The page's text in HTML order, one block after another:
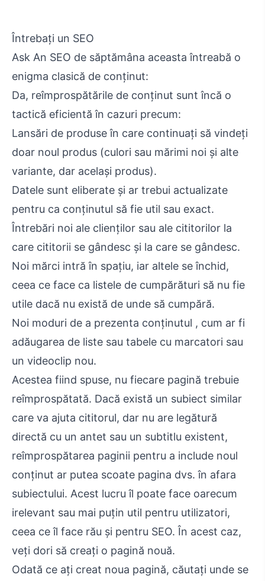
Întrebați un SEO
Ask An SEO de săptămâna aceasta întreabă o
enigma clasică de conținut:
Da, reîmprospătările de conținut sunt încă o
tactică eficientă în cazuri precum:
Lansări de produse în care continuați să vindeți
doar noul produs (culori sau mărimi noi și alte
variante, dar același produs).
Datele sunt eliberate și ar trebui actualizate
pentru ca conținutul să fie util sau exact.
Întrebări noi ale clienților sau ale cititorilor la
care cititorii se gândesc și la care se gândesc.
Noi mărci intră în spațiu, iar altele se închid,
ceea ce face ca listele de cumpărături să nu fie
utile dacă nu există de unde să cumpără.
Noi moduri de a prezenta conținutul , cum ar fi
adăugarea de liste sau tabele cu marcatori sau
un videoclip nou.
Acestea fiind spuse, nu fiecare pagină trebuie
reîmprospătată. Dacă există un subiect similar
care va ajuta cititorul, dar nu are legătură
directă cu un antet sau un subtitlu existent,
reîmprospătarea paginii pentru a include noul
conținut ar putea scoate pagina dvs. în afara
subiectului. Acest lucru îl poate face oarecum
irelevant sau mai puțin util pentru utilizatori,
ceea ce îl face rău și pentru SEO. În acest caz,
veți dori să creați o pagină nouă.
Odată ce ați creat noua pagină, căutați unde se